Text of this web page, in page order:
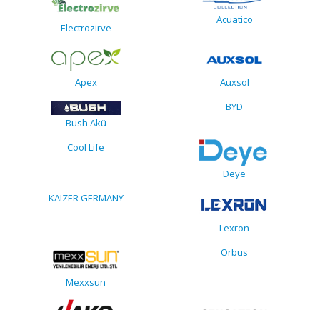
Electrozirve
Acuatico
Apex Auxsol
Bush Akü
BYD
Cool Life
Deye
KAIZER GERMANY
Lexron
Mexxsun
Orbus